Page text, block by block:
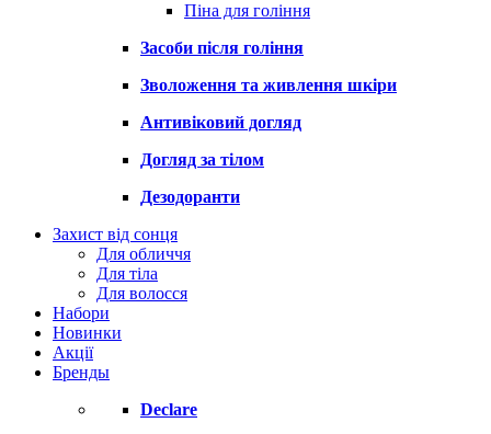
Піна для гоління
Засоби після гоління
Зволоження та живлення шкіри
Антивіковий догляд
Догляд за тілом
Дезодоранти
Захист від сонця
Для обличчя
Для тіла
Для волосся
Набори
Новинки
Акції
Бренды
Declare